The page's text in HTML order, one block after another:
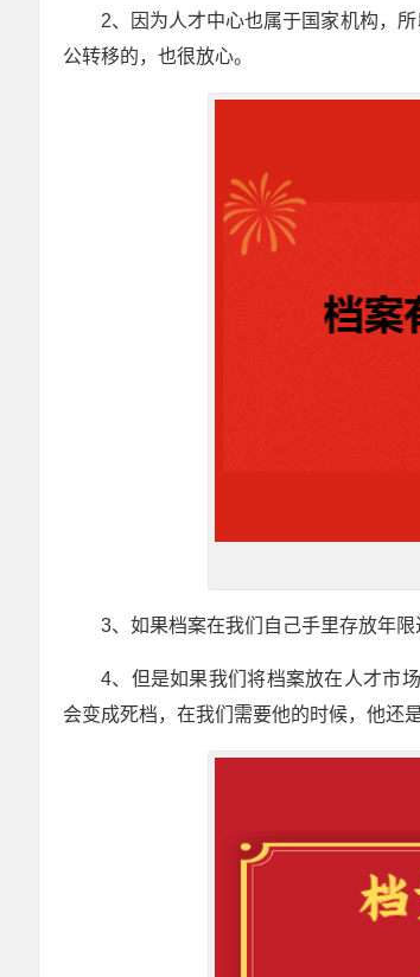
2、因为人才中心也属于国家机构，
公转移的，也很放心。
3、如果档案在我们自己手里存放年
4、但是如果我们将档案放在人才市
会变成死档，在我们需要他的时候，他还